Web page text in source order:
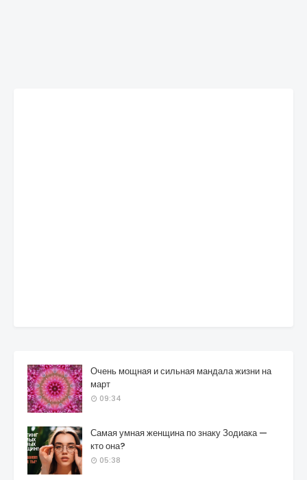
Очень мощная и сильная мандала жизни на
март
09:34
Самая умная женщина по знаку Зодиака —
кто она?
05:38